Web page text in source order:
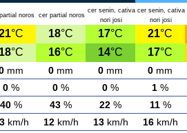
noros cer partial noros
cer senin, cativa
nori josi
cer senin, cativa
nori josi
°C 18°C 17°C 21°C
18°C 16°C 14°C 17°C
mm 0 mm 0 mm 0 mm
0 % 0 % 0 % 1 %
40 % 43 % 22 % 11%
km/h 12km/h 13km/h 16km/h